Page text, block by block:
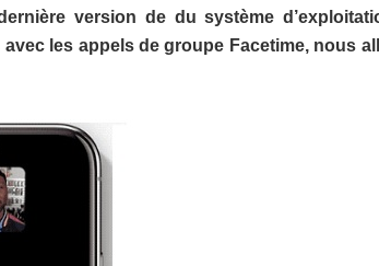
version de du système
les appels de groupe Facetime, nous